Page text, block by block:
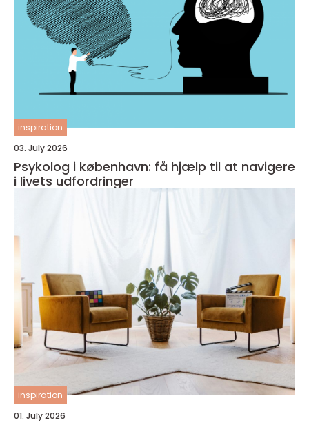
inspiration
03. July 2026
Psykolog i københavn: få hjælp til at navigere
i livets udfordringer
inspiration
01. July 2026